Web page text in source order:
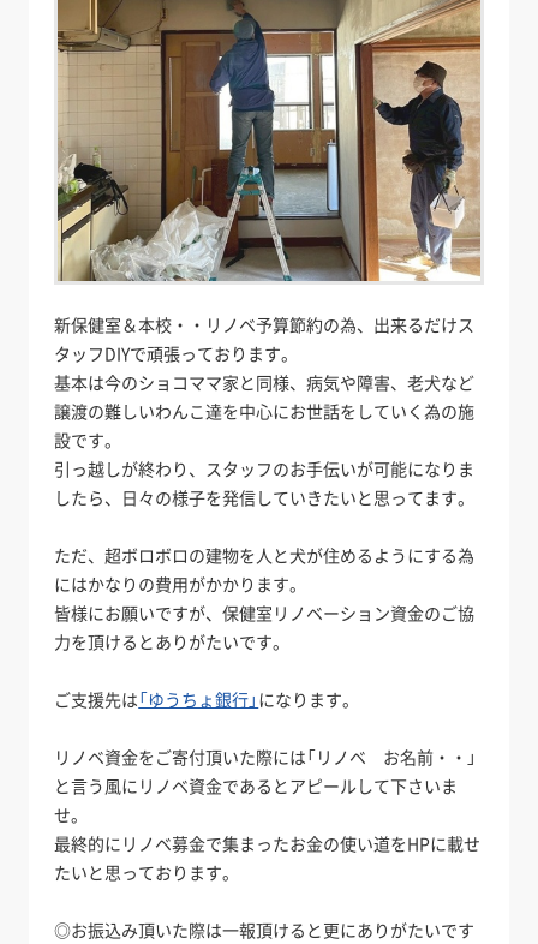
新保健室＆本校・・リノベ予算節約の為、出来るだけス
タッフDIYで頑張っております。
基本は今のショコママ家と同様、病気や障害、老犬など
譲渡の難しいわんこ達を中心にお世話をしていく為の施
設です。
引っ越しが終わり、スタッフのお手伝いが可能になりま
したら、日々の様子を発信していきたいと思ってます。
ただ、超ボロボロの建物を人と犬が住めるようにする為
にはかなりの費用がかかります。
皆様にお願いですが、保健室リノベーション資金のご協
力を頂けるとありがたいです。
ご支援先は「ゆうちょ銀行」 になります。
リノベ資金をご寄付頂いた際には「リノベ お名前・・」
と言う風にリノベ資金であるとアピールして下さいま
せ。
最終的にリノベ募金で集まったお金の使い道をHPに載せ
たいと思っております。
◎お振込み頂いた際は一報頂けると更にありがたいです